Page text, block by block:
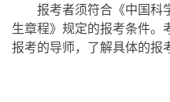
报考者须符合《中国科
生章程》规定的报考条件。
报考的导师，了解具体的报